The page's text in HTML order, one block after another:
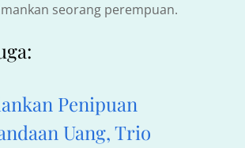
seorang perempuan.
Penipuan
Uang, Trio